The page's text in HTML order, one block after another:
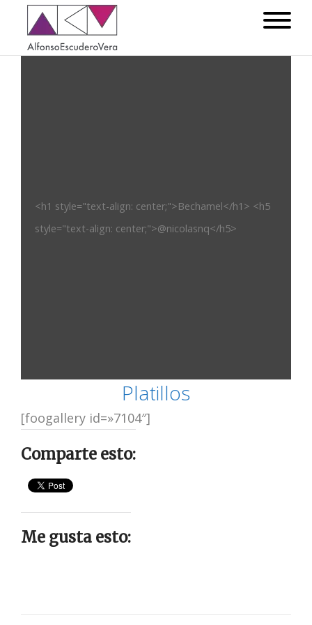
<h1 style="text-align: center;">Bechamel</h1> <h5
style="text-align: center;">@nicolasnq</h5>
Platillos
[foogallery id=»7104″]
Comparte esto:
Me gusta esto: